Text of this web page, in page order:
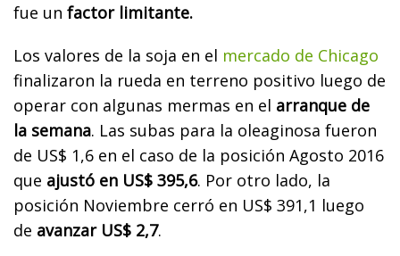
fue un factor limitante.
Los valores de la soja en el mercado de Chicago
finalizaron la rueda en terreno positivo luego de
operar con algunas mermas en el arranque de
la semana. Las subas para la oleaginosa fueron
de US$ 1,6 en el caso de la posición Agosto 2016
que ajustó en US$ 395,6. Por otro lado, la
posición Noviembre cerró en US$ 391,1 luego
de avanzar US$ 2,7.